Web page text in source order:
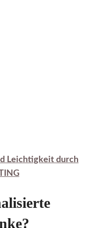
Leichtigkeit durch